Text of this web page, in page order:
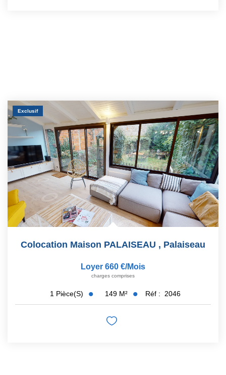
Exclusif
Colocation Maison PALAISEAU , Palaiseau
Loyer 660 €/mois
charges comprises
1 Pièce(s) 149 M² Réf : 2046